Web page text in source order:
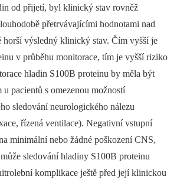
od přijetí, byl klinický stav rovněž
přetrvávajícími hodnotami nad
horší výsledný klinický stav. Čím vyšší je
v průběhu monitorace, tím je vyšší riziko
hladin S100B proteinu by měla být
u pacientů s omezenou možností
sledování neurologického nálezu
řízená ventilace). Negativní vstupní
minimální nebo žádné poškození CNS,
sledování hladiny S100B proteinu
komplikace ještě před její klinickou